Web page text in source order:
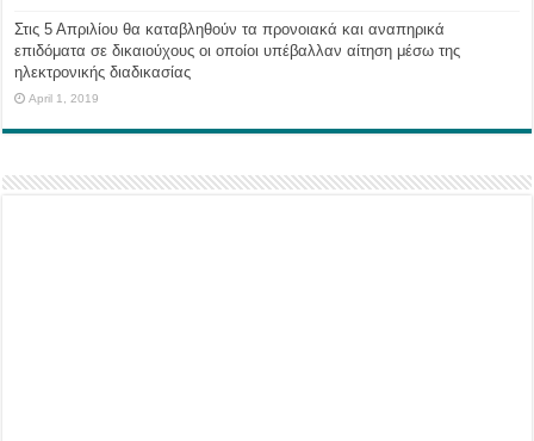
Στις 5 Απριλίου θα καταβληθούν τα προνοιακά και αναπηρικά
επιδόματα σε δικαιούχους οι οποίοι υπέβαλλαν αίτηση μέσω της
ηλεκτρονικής διαδικασίας
April 1, 2019